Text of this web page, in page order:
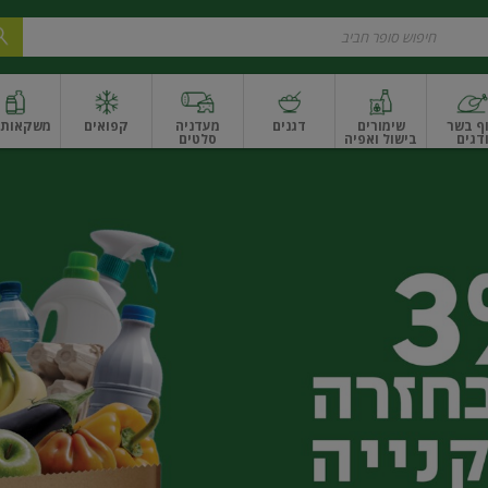
בשר
ודגים
שימורים
בישול ואפיה
דגנים מעדניה
סלטים
ונקניקים
קפואים משקאות
ואגוזיםפירות יבשים ארוזפירות יבשים בתפזורתפיצוחים, אגוזים